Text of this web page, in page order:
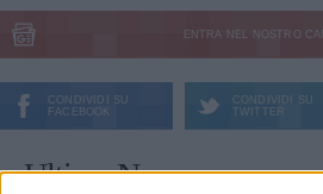
ENTRA NEL NOSTRO
CONDIVIDI SU
FACEBOOK
CONDIVIDI SU
TWITTER
Ultime News